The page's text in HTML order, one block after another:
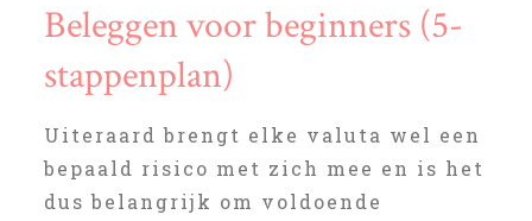
Beleggen voor beginners (5-
stappenplan)
Uiteraard brengt elke valuta wel een
bepaald risico met zich mee en is het
dus belangrijk om voldoende